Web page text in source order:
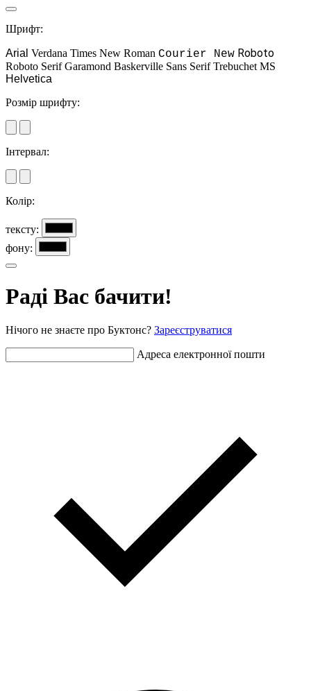
Шрифт:
Arial Verdana Times New Roman Courier New Roboto
Roboto Serif Garamond Baskerville Sans Serif Trebuchet MS
Helvetica
Розмір шрифту:
Інтервал:
Колір:
тексту:
фону:
Раді Вас бачити!
Нічого не знаєте про Буктонс? Зареєструватися
Адреса електронної пошти